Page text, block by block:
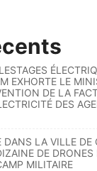
EXHORTE LE
DE LA
DES
DANS LA VILLE DE
DE DRONES
MILITAIRE